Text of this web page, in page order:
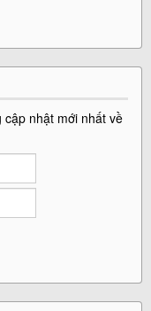
nhật mới nhất về